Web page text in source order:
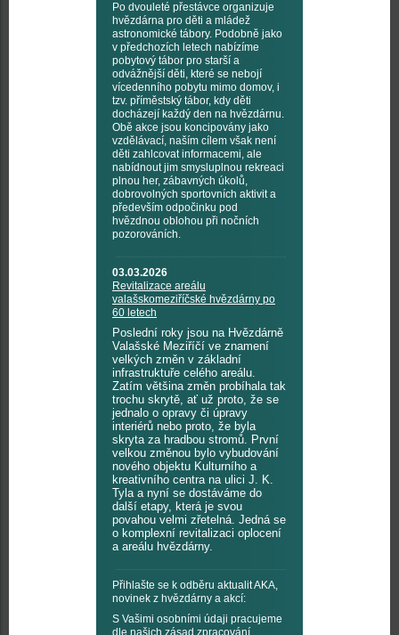
Po dvouleté přestávce organizuje
hvězdárna pro děti a mládež
astronomické tábory. Podobně jako
v předchozích letech nabízíme
pobytový tábor pro starší a
odvážnější děti, které se nebojí
vícedenního pobytu mimo domov, i
tzv. příměstský tábor, kdy děti
docházejí každý den na hvězdárnu.
Obě akce jsou koncipovány jako
vzdělávací, naším cílem však není
děti zahlcovat informacemi, ale
nabídnout jim smysluplnou rekreaci
plnou her, zábavných úkolů,
dobrovolných sportovních aktivit a
především odpočinku pod
hvězdnou oblohou při nočních
pozorováních.
03.03.2026
Revitalizace areálu
valašskomeziříčské hvězdárny po
60 letech
Poslední roky jsou na Hvězdárně
Valašské Meziříčí ve znamení
velkých změn v základní
infrastruktuře celého areálu.
Zatím většina změn probíhala tak
trochu skrytě, ať už proto, že se
jednalo o opravy či úpravy
interiérů nebo proto, že byla
skryta za hradbou stromů. První
velkou změnou bylo vybudování
nového objektu Kulturního a
kreativního centra na ulici J. K.
Tyla a nyní se dostáváme do
další etapy, která je svou
povahou velmi zřetelná. Jedná se
o komplexní revitalizaci oplocení
a areálu hvězdárny.
Přihlašte se k odběru aktualit AKA,
novinek z hvězdárny a akcí:
S Vašimi osobními údaji pracujeme
dle našich zásad zpracování